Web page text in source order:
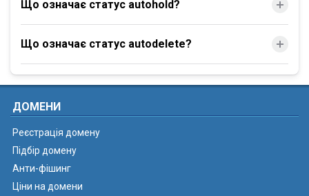
Що означає статус autohold?
Що означає статус autodelete?
ДОМЕНИ
Реєстрація домену
Підбір домену
Анти-фішинг
Ціни на домени